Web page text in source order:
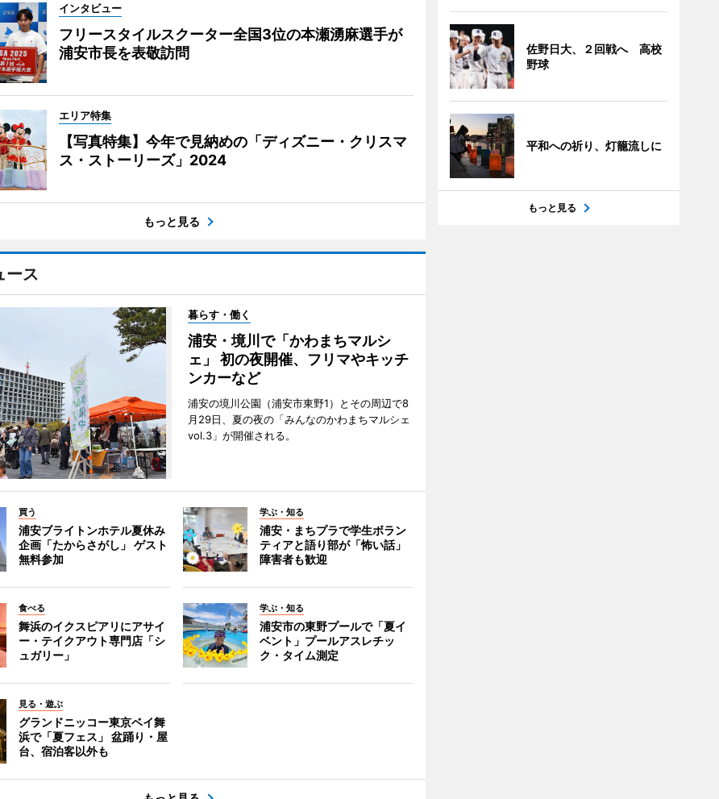
インタビュー
フリースタイルスクーター全国3位の本瀬湧麻選手が
浦安市長を表敬訪問
エリア特集
【写真特集】今年で見納めの「ディズニー・クリスマ
ス・ストーリーズ」2024
もっと見る
ース
暮らす・働く
浦安・境川で「かわまちマルシ
ェ」 初の夜開催、フリマやキッチ
ンカーなど
浦安の境川公園（浦安市東野1）とその周辺で8
月29日、夏の夜の「みんなのかわまちマルシェ
vol.3」が開催される。
買う
浦安ブライトンホテル夏休み
企画「たからさがし」 ゲスト
無料参加
学ぶ・知る
浦安・まちプラで学生ボラン
ティアと語り部が「怖い話」
障害者も歓迎
食べる
舞浜のイクスピアリにアサイ
ー・テイクアウト専門店「シ
ュガリー」
学ぶ・知る
浦安市の東野プールで「夏イ
ベント」プールアスレチッ
ク・タイム測定
見る・遊ぶ
グランドニッコー東京ベイ舞
浜で「夏フェス」 盆踊り・屋
台、宿泊客以外も
佐野日大、２回戦へ 高校
野球
平和への祈り、灯籠流しに
もっと見る